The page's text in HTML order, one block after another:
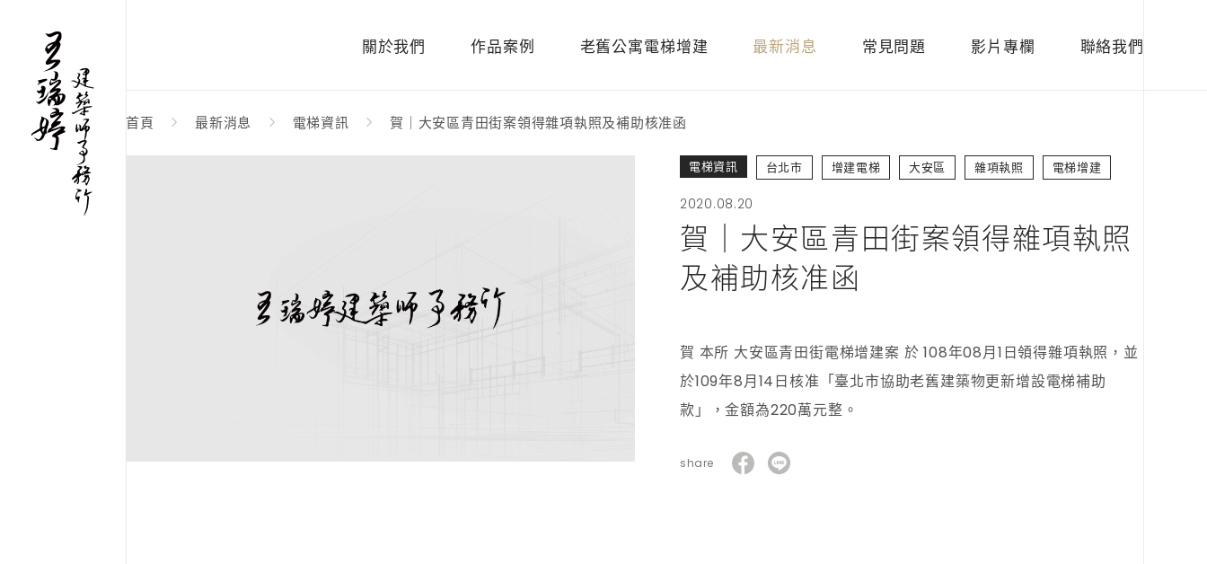
關於我們 作品案例 老舊公寓電梯增建 最新消息 常見問題 影片專欄 聯絡我們
首頁 最新消息 電梯資訊 賀｜大安區青田街案領得雜項執照及補助核准函
電梯資訊 台北市 增建電梯 大安區 雜項執照 電梯增建
2020.08.20
賀｜大安區青田街案領得雜項執照
及補助核准函
賀 本所 大安區青田街電梯增建案 於 108年08月1日領得雜項執照，並
於109年8月14日核准「臺北市協助老舊建築物更新增設電梯補助
款」，金額為220萬元整。
share